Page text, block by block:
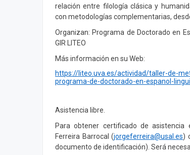
relación entre filología clásica y
con metodologías complementarias,
Organizan: Programa de Doctorado en
GIR LITEO
Más información en su Web:
https://liteo.uva.es/actividad/taller-de-
programa-de-doctorado-en-espanol-
Asistencia libre.
Para obtener certificado de asistencia
Ferreira Barrocal (jorgeferreira@usal.es)
documento de identificación). Será